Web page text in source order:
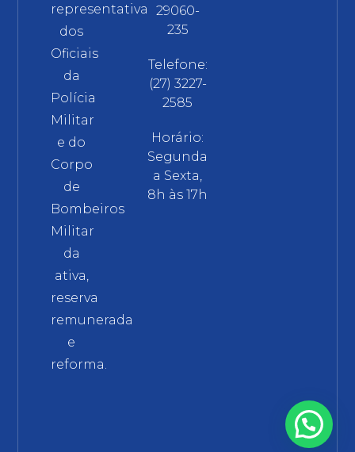
representativa
dos
Oficiais
da
Polícia
Militar
e do
Corpo
de
Bombeiros
Militar
da
ativa,
reserva
remunerada
e
reforma.
29060-
235
Telefone:
(27) 3227-
2585
Horário:
Segunda
a Sexta,
8h às 17h